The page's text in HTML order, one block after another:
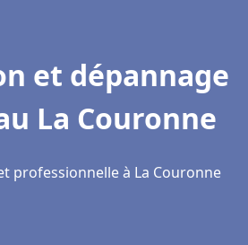
et dépannage
La Couronne
professionnelle à La Couronne